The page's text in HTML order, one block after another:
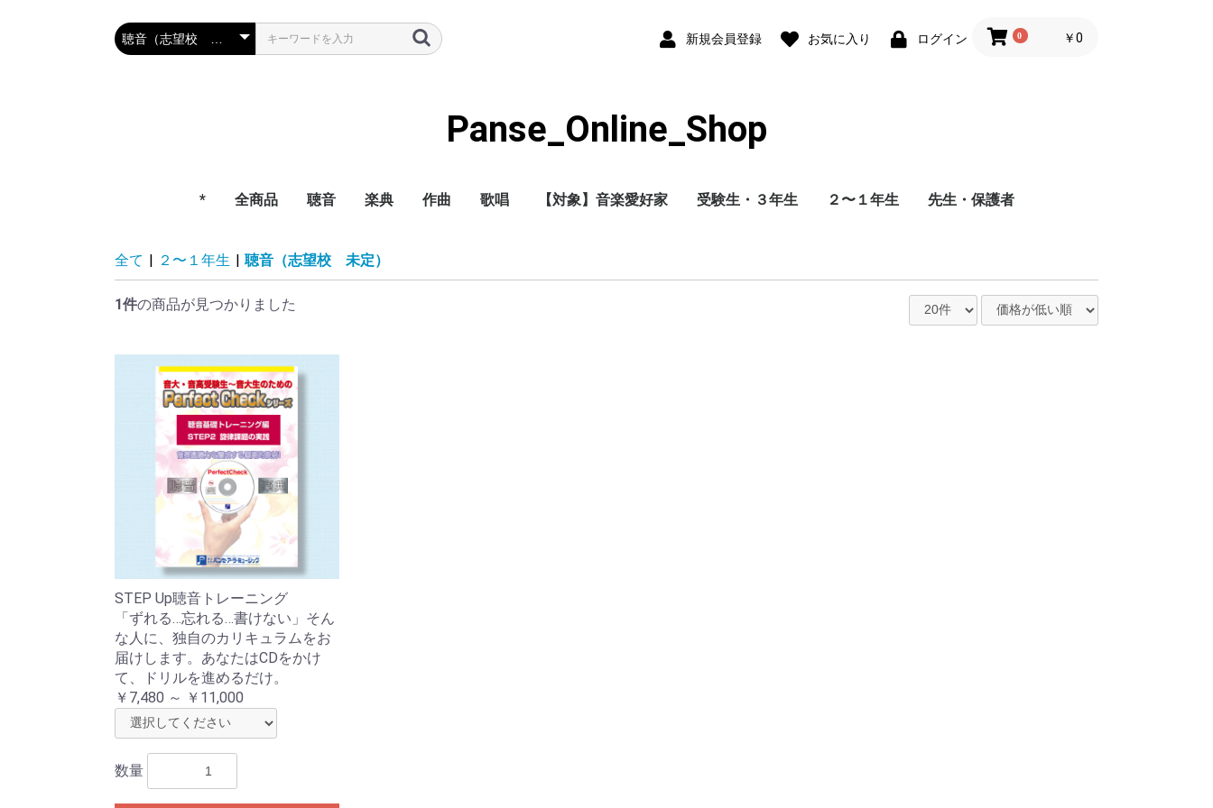
新規会員登録 お気に入り ログイン 0 ￥0
Panse_Online_Shop
* 全商品 聴音 楽典 作曲 歌唱 【対象】音楽愛好家 受験生・３年生 ２〜１年生 先生・保護者
全て | ２〜１年生 | 聴音（志望校 未定）
1件の商品が見つかりました
STEP Up聴音トレーニング
「ずれる…忘れる…書けない」そん
な人に、独自のカリキュラムをお
届けします。あなたはCDをかけ
て、ドリルを進めるだけ。
￥7,480 ～ ￥11,000
数量